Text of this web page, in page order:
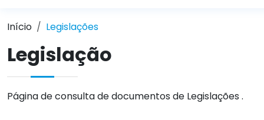
Início Legislações
Legislação
Página de consulta de documentos de Legislações .